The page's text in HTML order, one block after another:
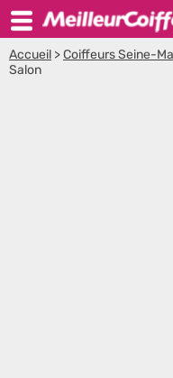
Accueil >Coiffeurs Seine-
Salon